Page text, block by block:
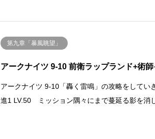
第九章「暴風眺望」
アークナイツ 9-10 前衛ラップランド+術
アークナイツ 9-10「轟く雷鳴」の攻略をしてい
進1 LV.50 ミッション隅々にまで蔓延る影を消